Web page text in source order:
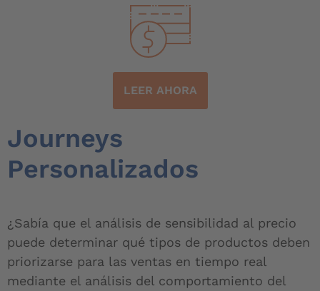
LEER AHORA
Journeys
Personalizados
¿Sabía que el análisis de sensibilidad al precio
puede determinar qué tipos de productos deben
priorizarse para las ventas en tiempo real
mediante el análisis del comportamiento del